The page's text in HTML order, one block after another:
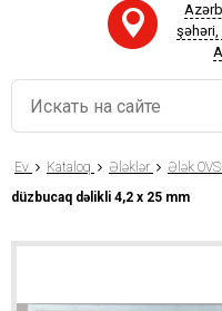
şəhəri,
Ev Kataloq Ələklər Ələk
düzbucaq dəlikli 4,2 x 25 mm